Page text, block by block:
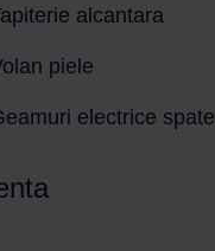
alcantara
piele
electrice spate